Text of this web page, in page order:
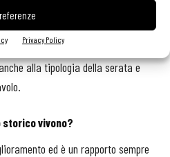
Privacy Policy
arrivano e chiedono di vivere
maggiore impegno si concentra sul
come lo vuole. Il vino non va
alla tipologia della serata e
storico vivono?
ed è un rapporto sempre